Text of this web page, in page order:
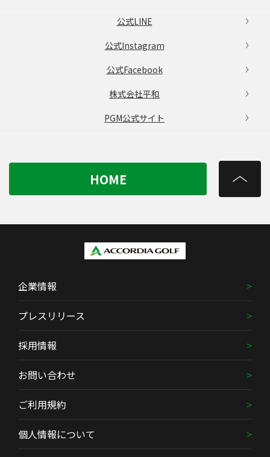
公式LINE
公式Instagram
公式Facebook
株式会社平和
PGM公式サイト
HOME
企業情報
プレスリリース
採用情報
お問い合わせ
ご利用規約
個人情報について